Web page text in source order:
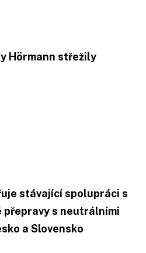
Hörmann střežily
stávající spolupráci s
přepravy s neutrálními
a Slovensko